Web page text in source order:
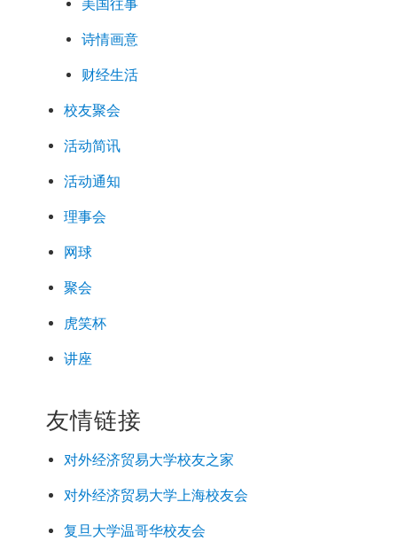
美国往事
诗情画意
财经生活
校友聚会
活动简讯
活动通知
理事会
网球
聚会
虎笑杯
讲座
友情链接
对外经济贸易大学校友之家
对外经济贸易大学上海校友会
复旦大学温哥华校友会